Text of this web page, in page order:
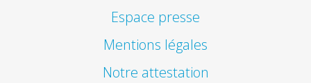
Espace presse
Mentions légales
Notre attestation